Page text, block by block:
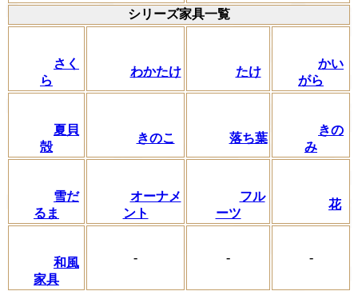
シリーズ家具一覧
さく
ら
わかたけ たけ
かい
がら
夏貝
殻
きのこ 落ち葉
きの
み
雪だ
るま
オーナメ
ント
フル
ーツ
花
和風
家具
- - -